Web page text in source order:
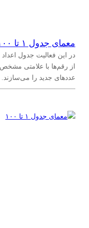
معمای جدول ۱ تا ۱۰۰
از رقم‌ها با علامتی
عددهای جدید را می‌سازند.